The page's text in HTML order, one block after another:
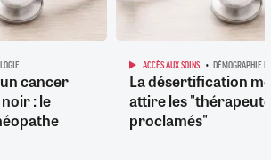
cancer
: le
ACCÈS AUX SOINS DÉMOGRAPHIE
La désertification
attire les
proclamés"